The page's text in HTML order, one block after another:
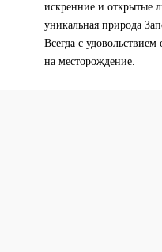
искренние и открытые
уникальная природа
Всегда с
на месторождение.